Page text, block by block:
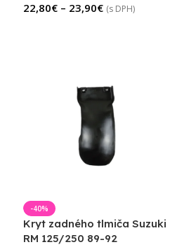
22,80€ – 23,90€ (s DPH)
-40%
Kryt zadného tlmiča Suzuki
RM 125/250 89-92